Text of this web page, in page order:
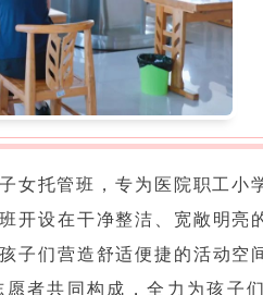
女托管班，专为医院职工小
班开设在干净整洁、宽敞明亮
子们营造舒适便捷的活动空
者共同构成，全力为孩子